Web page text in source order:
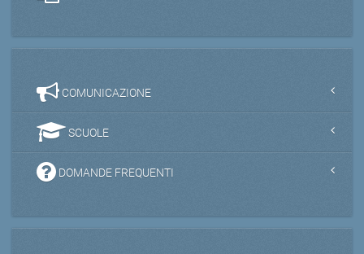
COMUNICAZIONE
SCUOLE
DOMANDE FREQUENTI